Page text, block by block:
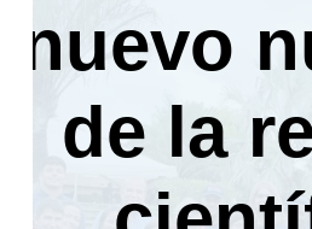
nuevo
de la